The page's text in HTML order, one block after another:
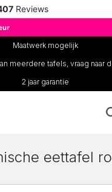
Reviews
Maatwerk mogelijk
meerdere tafels, vraag naar
2 jaar garantie
eettafel